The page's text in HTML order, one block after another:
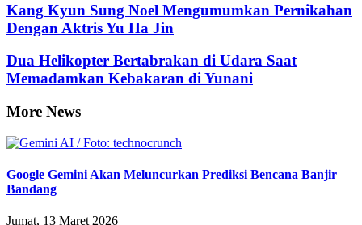
Kang Kyun Sung Noel Mengumumkan Pernikahan
Dengan Aktris Yu Ha Jin
Dua Helikopter Bertabrakan di Udara Saat
Memadamkan Kebakaran di Yunani
More News
Google Gemini Akan Meluncurkan Prediksi Bencana Banjir
Bandang
Jumat, 13 Maret 2026